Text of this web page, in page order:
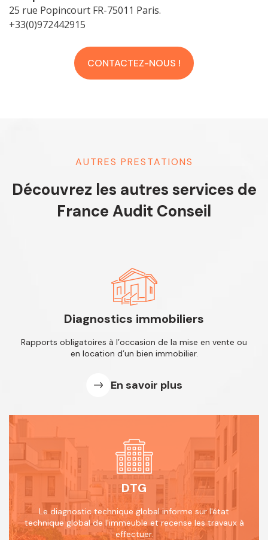
25 rue Popincourt FR-75011 Paris.
+33(0)972442915
CONTACTEZ-NOUS !
AUTRES PRESTATIONS
Découvrez les autres services de
France Audit Conseil
Diagnostics immobiliers
Rapports obligatoires à l’occasion de la mise en vente ou
en location d’un bien immobilier.
En savoir plus
DTG
Le diagnostic technique global informe sur l'état
technique global de l'immeuble et recense les travaux à
effectuer.